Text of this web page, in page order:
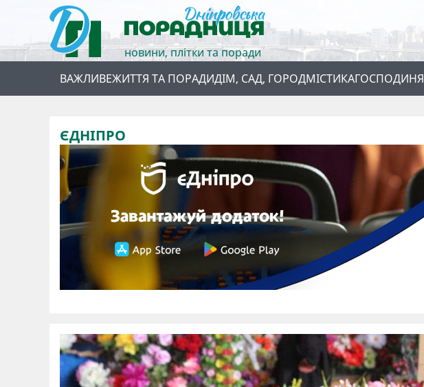
новини, плітки та поради
ВАЖЛИВЕЖИТТЯ ТА ПОРАДИДІМ, САД, ГОРОДМІСТИКАГОСПОДИНЯ
ЄДНІПРО